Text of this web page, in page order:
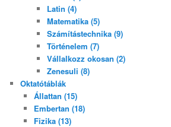
Latin (4)
Matematika (5)
Számítástechnika (9)
Történelem (7)
Vállalkozz okosan (2)
Zenesuli (8)
Oktatótáblák
Állattan (15)
Embertan (18)
Fizika (13)